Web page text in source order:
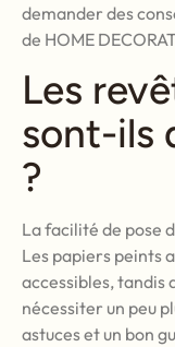
demander des
de HOME
Les
sont-ils
?
La facilité de pose
Les papiers peints
accessibles, tandis
nécessiter un peu
astuces et un bon